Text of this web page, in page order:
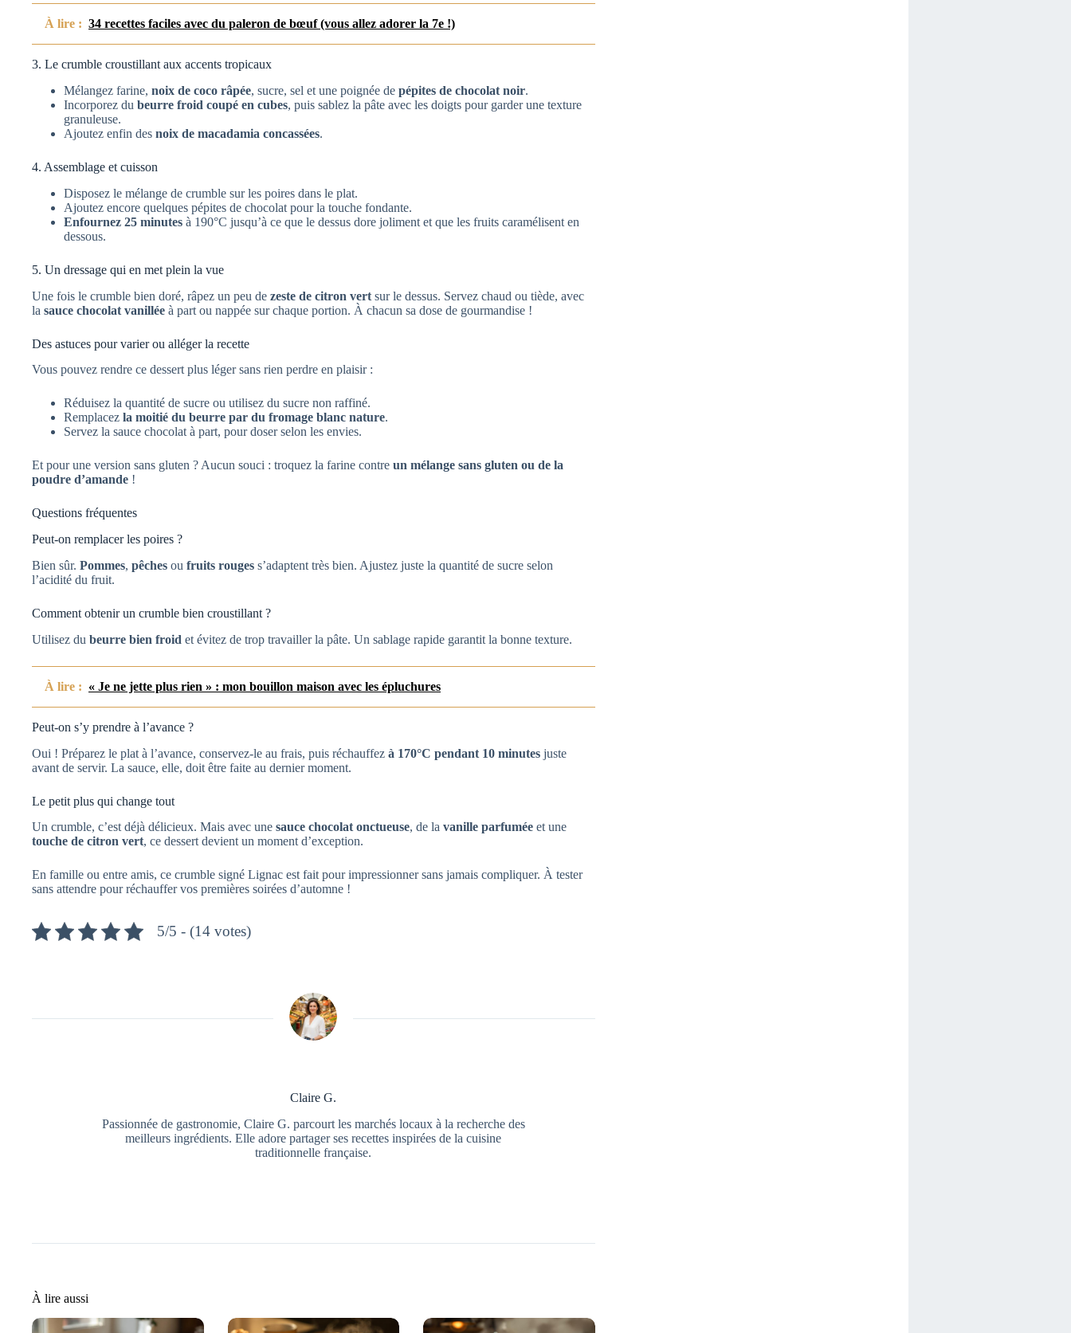
À lire : 34 recettes faciles avec du paleron de bœuf (vous allez adorer la 7e !)
3. Le crumble croustillant aux accents tropicaux
Mélangez farine, noix de coco râpée, sucre, sel et une poignée de pépites de chocolat noir.
Incorporez du beurre froid coupé en cubes, puis sablez la pâte avec les doigts pour garder une texture
granuleuse.
Ajoutez enfin des noix de macadamia concassées.
4. Assemblage et cuisson
Disposez le mélange de crumble sur les poires dans le plat.
Ajoutez encore quelques pépites de chocolat pour la touche fondante.
Enfournez 25 minutes à 190°C jusqu’à ce que le dessus dore joliment et que les fruits caramélisent en
dessous.
5. Un dressage qui en met plein la vue
Une fois le crumble bien doré, râpez un peu de zeste de citron vert sur le dessus. Servez chaud ou tiède, avec
la sauce chocolat vanillée à part ou nappée sur chaque portion. À chacun sa dose de gourmandise !
Des astuces pour varier ou alléger la recette
Vous pouvez rendre ce dessert plus léger sans rien perdre en plaisir :
Réduisez la quantité de sucre ou utilisez du sucre non raffiné.
Remplacez la moitié du beurre par du fromage blanc nature.
Servez la sauce chocolat à part, pour doser selon les envies.
Et pour une version sans gluten ? Aucun souci : troquez la farine contre un mélange sans gluten ou de la
poudre d’amande !
Questions fréquentes
Peut-on remplacer les poires ?
Bien sûr. Pommes, pêches ou fruits rouges s’adaptent très bien. Ajustez juste la quantité de sucre selon
l’acidité du fruit.
Comment obtenir un crumble bien croustillant ?
Utilisez du beurre bien froid et évitez de trop travailler la pâte. Un sablage rapide garantit la bonne texture.
À lire : « Je ne jette plus rien » : mon bouillon maison avec les épluchures
Peut-on s’y prendre à l’avance ?
Oui ! Préparez le plat à l’avance, conservez-le au frais, puis réchauffez à 170°C pendant 10 minutes juste
avant de servir. La sauce, elle, doit être faite au dernier moment.
Le petit plus qui change tout
Un crumble, c’est déjà délicieux. Mais avec une sauce chocolat onctueuse, de la vanille parfumée et une
touche de citron vert, ce dessert devient un moment d’exception.
En famille ou entre amis, ce crumble signé Lignac est fait pour impressionner sans jamais compliquer. À tester
sans attendre pour réchauffer vos premières soirées d’automne !
5/5 - (14 votes)
Claire G.
Passionnée de gastronomie, Claire G. parcourt les marchés locaux à la recherche des
meilleurs ingrédients. Elle adore partager ses recettes inspirées de la cuisine
traditionnelle française.
À lire aussi